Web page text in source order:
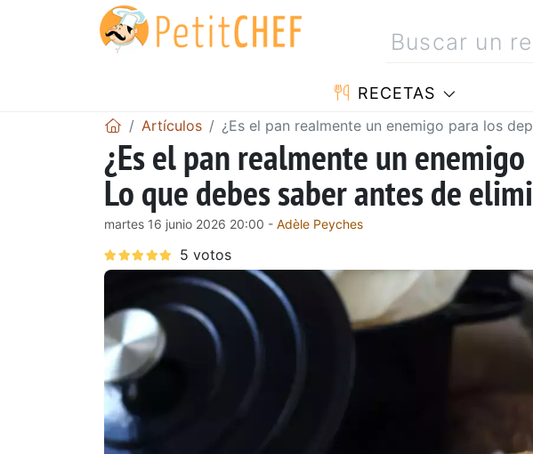
RECETAS
Artículos ¿Es el pan realmente un enemigo para los
¿Es el pan realmente un
Lo que debes saber antes de
martes 16 junio 2026 20:00 - Adèle Peyches